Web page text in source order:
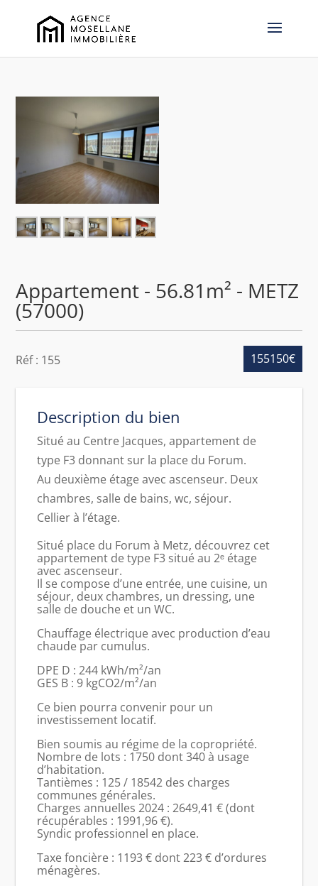
Appartement - 56.81m² - METZ
(57000)
155150€
Réf : 155
Description du bien
Situé au Centre Jacques, appartement de
type F3 donnant sur la place du Forum.
Au deuxième étage avec ascenseur. Deux
chambres, salle de bains, wc, séjour.
Cellier à l’étage.
Situé place du Forum à Metz, découvrez cet
appartement de type F3 situé au 2ᵉ étage
avec ascenseur.
Il se compose d’une entrée, une cuisine, un
séjour, deux chambres, un dressing, une
salle de douche et un WC.
Chauffage électrique avec production d’eau
chaude par cumulus.
DPE D : 244 kWh/m²/an
GES B : 9 kgCO2/m²/an
Ce bien pourra convenir pour un
investissement locatif.
Bien soumis au régime de la copropriété.
Nombre de lots : 1750 dont 340 à usage
d’habitation.
Tantièmes : 125 / 18542 des charges
communes générales.
Charges annuelles 2024 : 2649,41 € (dont
récupérables : 1991,96 €).
Syndic professionnel en place.
Taxe foncière : 1193 € dont 223 € d’ordures
ménagères.